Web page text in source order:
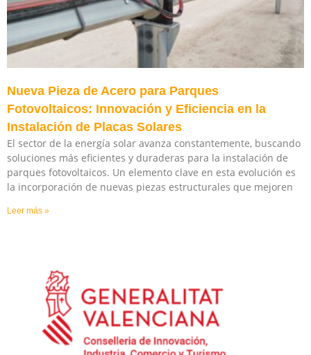
Nueva Pieza de Acero para Parques
Fotovoltaicos: Innovación y Eficiencia en la
Instalación de Placas Solares
El sector de la energía solar avanza constantemente, buscando
soluciones más eficientes y duraderas para la instalación de
parques fotovoltaicos. Un elemento clave en esta evolución es
la incorporación de nuevas piezas estructurales que mejoren
Leer más »